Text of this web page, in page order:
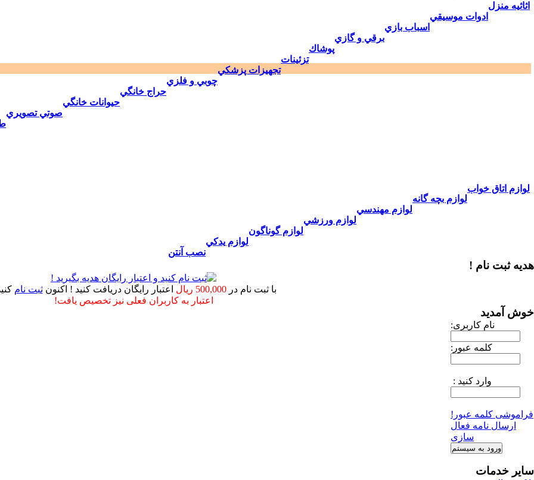
اثاثيه منزل
ادوات موسيقي
اسباب بازي
برقي و گازي
پوشاك
تزئينات
تجهيزات پزشكي
چوبي و فلزي
حراج خانگي
حيوانات خانگي
صوتي تصويري
لوازم اتاق خواب
لوازم بچه گانه
لوازم مهندسي
لوازم ورزشي
لوازم گوناگون
لوازم يدكي
نصب آنتن
هدیه ثبت نام !
با ثبت نام در500,000 ریال اعتبار رایگان دریافت کنید ! اکنونثبت نام
اعتبار به کاربران فعلی نیز تخصیص یافت!
خوش آمدید
نام کاربری:
کلمه عبور:
وارد کنید :
فراموشی کلمه عبور!
ارسال نامه فعال
سازی
سایر خدمات